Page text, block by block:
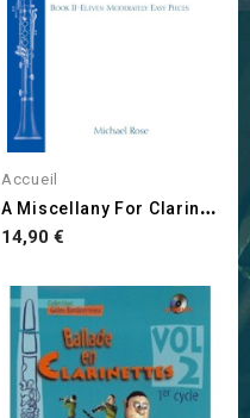
Accueil
A
Miscellany For Clarinet...
Prix
14,90 €